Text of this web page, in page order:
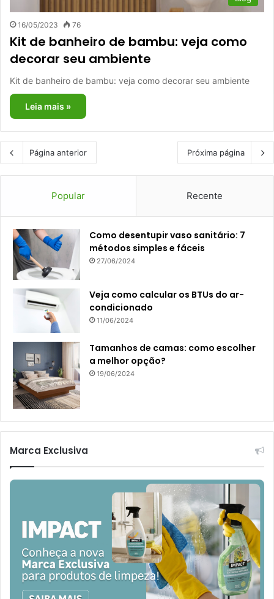
16/05/2023 76
Kit de banheiro de bambu: veja como
decorar seu ambiente
Kit de banheiro de bambu: veja como decorar seu ambiente
Leia mais »
Página anterior Próxima página
Popular Recente
Como desentupir vaso sanitário: 7
métodos simples e fáceis
27/06/2024
Veja como calcular os BTUs do ar-
condicionado
11/06/2024
Tamanhos de camas: como escolher
a melhor opção?
19/06/2024
Marca Exclusiva